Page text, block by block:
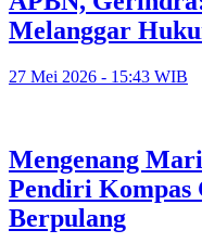
Melanggar
27 Mei 2026 - 15:43 WIB
Mengenang
Pendiri Kompas
Berpulang